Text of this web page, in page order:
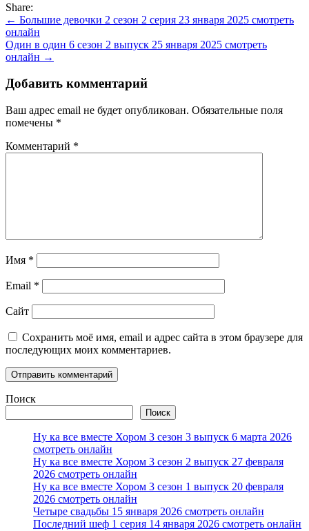
Share:
Навигация
по
записям
← Большие девочки 2 сезон 2 серия 23 января 2025 смотреть
онлайн
Один в один 6 сезон 2 выпуск 25 января 2025 смотреть
онлайн →
Добавить комментарий
Ваш адрес email не будет опубликован. Обязательные поля
помечены *
Комментарий *
Имя *
Email *
Сайт
Сохранить моё имя, email и адрес сайта в этом браузере для
последующих моих комментариев.
Поиск
Поиск
Ну ка все вместе Хором 3 сезон 3 выпуск 6 марта 2026
смотреть онлайн
Ну ка все вместе Хором 3 сезон 2 выпуск 27 февраля
2026 смотреть онлайн
Ну ка все вместе Хором 3 сезон 1 выпуск 20 февраля
2026 смотреть онлайн
Четыре свадьбы 15 января 2026 смотреть онлайн
Последний шеф 1 серия 14 января 2026 смотреть онлайн